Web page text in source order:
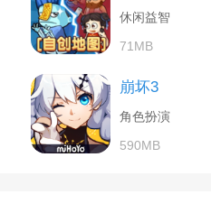
休闲益智
71MB
崩坏3
角色扮演
590MB